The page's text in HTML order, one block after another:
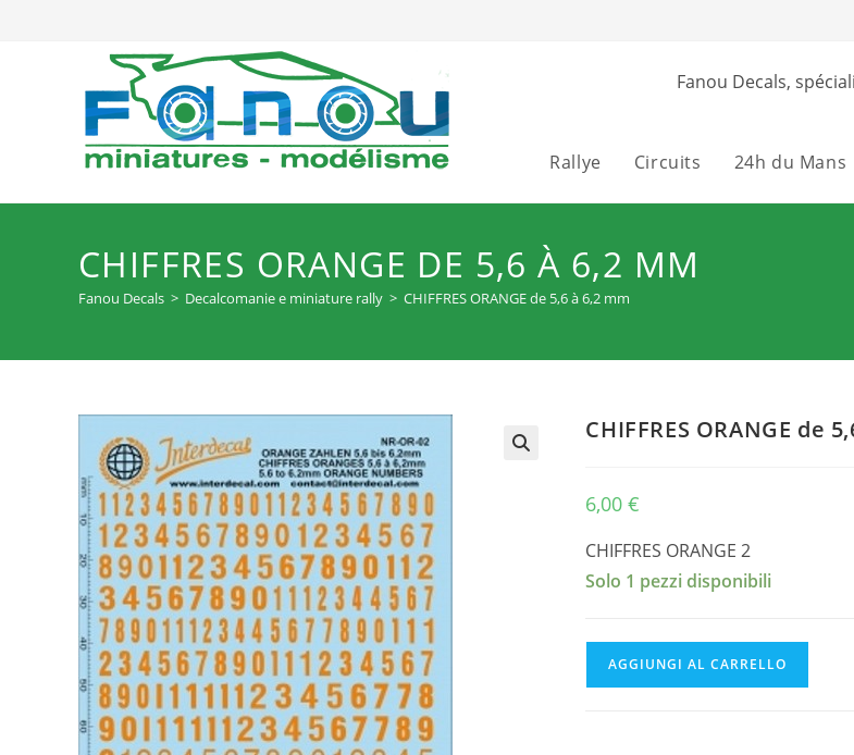
Fanou Decals,
Rallye Circuits 24h du Mans
CHIFFRES ORANGE DE 5,6 À 6,2 MM
Fanou Decals > Decalcomanie e miniature rally > CHIFFRES ORANGE de 5,6 à 6,2 mm
CHIFFRES ORANGE de
6,00€
CHIFFRES ORANGE 2
Solo 1 pezzi disponibili
AGGIUNGI AL CARRELLO